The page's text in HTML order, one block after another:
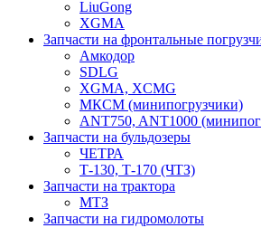
LiuGong
XGMA
Запчасти на фронтальные
Амкодор
SDLG
XGMA, XCMG
МКСМ (минипогрузчики)
ANT750, ANT1000
Запчасти на бульдозеры
ЧЕТРА
Т-130, Т-170 (ЧТЗ)
Запчасти на трактора
МТЗ
Запчасти на гидромолоты